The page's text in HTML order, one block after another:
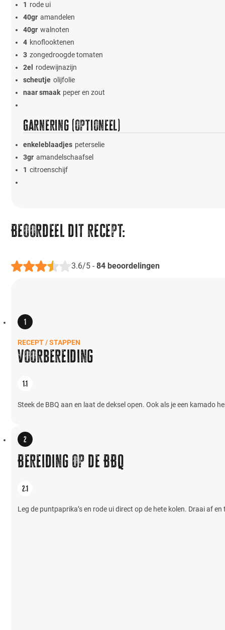
1 rode ui
40gr amandelen
40gr walnoten
4 knoflooktenen
3 zongedroogde tomaten
2el rodewijnazijn
scheutje olijfolie
naar smaak peper en zout
Garnering (optioneel)
enkeleblaadjes peterselie
3gr amandelschaafsel
1 citroenschijf
Beoordeel dit recept:
3.6/5- 84beoordelingen
RECEPT / STAPPEN
Voorbereiding
Steek de BBQ aan en laat de deksel open. Ook als je een kamado
Bereiding op de BBQ
Leg de puntpaprika’s en rode ui direct op de hete kolen. Draai af en